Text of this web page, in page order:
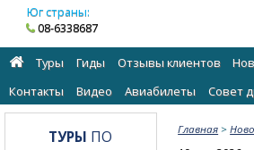
Юг страны:
08-6338687
Туры Гиды Отзывы клиентов
Контакты
Видео Авиабилеты Cовет
Главная >
ТУРЫ ПО